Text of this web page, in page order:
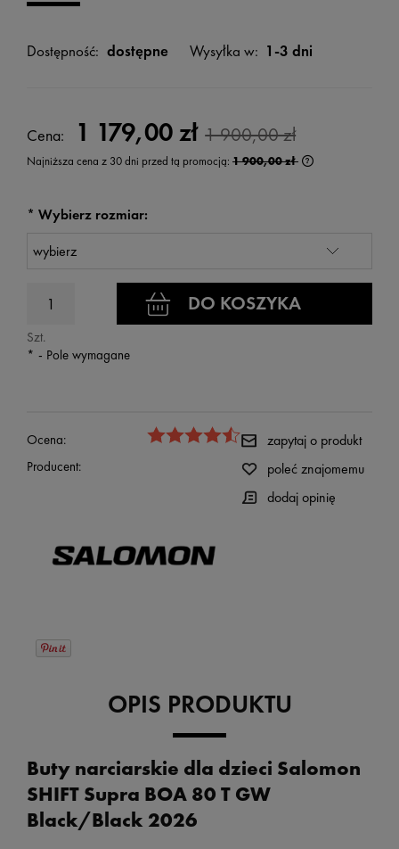
Dostępność: dostępne Wysyłka w: 1-3 dni
Cena: 1 179,00 zł 1 900,00 zł
Najniższa cena z 30 dni przed tą promocją: 1 900,00 zł
* Wybierz rozmiar:
Szt.
DO KOSZYKA
* - Pole wymagane
Ocena:
Producent:
zapytaj o produkt
poleć znajomemu
dodaj opinię
OPIS PRODUKTU
Buty narciarskie dla dzieci Salomon
SHIFT Supra BOA 80 T GW
Black/Black 2026